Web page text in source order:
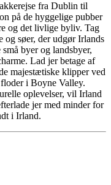
fra Dublin til
på de hyggelige pubber
og det livlige byliv. Tag
og søer, der udgør Irlands
byer og landsbyer,
Lad jer betage af
majestætiske klipper ved
i Boyne Valley.
oplevelser, vil Irland
jer med minder for
i Irland.